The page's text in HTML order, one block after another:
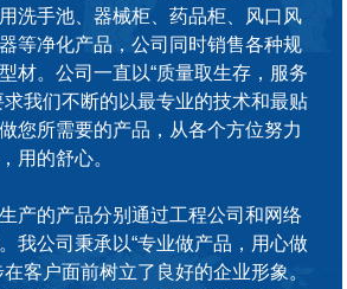
洗手池、器械柜、药品柜、风口风
等净化产品，公司同时销售各种规
材。公司一直以“质量取生存，服务
求我们不断的以最专业的技术和最贴
您所需要的产品，从各个方位努力
用的舒心。
的产品分别通过工程公司和网络
我公司秉承以“专业做产品，用心做
客户面前树立了良好的企业形象。